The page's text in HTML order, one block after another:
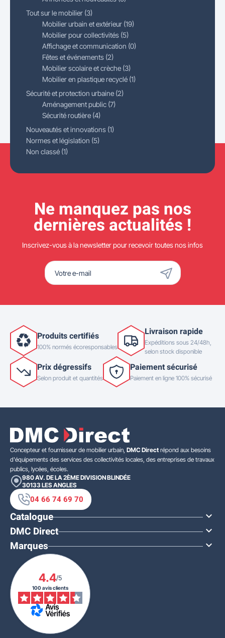
Tout sur le mobilier (3)
Mobilier urbain et extérieur (19)
Mobilier pour collectivités (5)
Affichage et communication (0)
Fêtes et événements (2)
Mobilier scolaire et crèche (3)
Mobilier en plastique recyclé (1)
Sécurité et protection urbaine (2)
Aménagement public (7)
Sécurité routière (4)
Nouveautés et innovations (1)
Normes et législation (5)
Non classé (1)
Ne manquez pas nos
dernières actualités !
Inscrivez-vous à la newsletter pour recevoir toutes nos infos
Produits certifiés
100% normés écoresponsables
Livraison rapide
Expéditions sous 24/48h,
selon stock disponible
Prix dégressifs
Selon produit et quantités
Paiement sécurisé
Paiement en ligne 100% sécurisé
Concepteur et fournisseur de mobilier urbain, DMC Direct répond aux besoins
d'équipements des services des collectivités locales, des entreprises de travaux
publics, lycées, écoles.
980 AV. DE LA 2ÈME DIVISION BLINDÉE
30133 LES ANGLES
04 66 74 69 70
Catalogue 
DMC Direct 
Marques 
4.4/5
100 avis clients